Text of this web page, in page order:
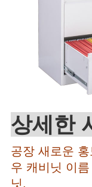
상세한
공장 새로운
우 캐비닛 이
닛,